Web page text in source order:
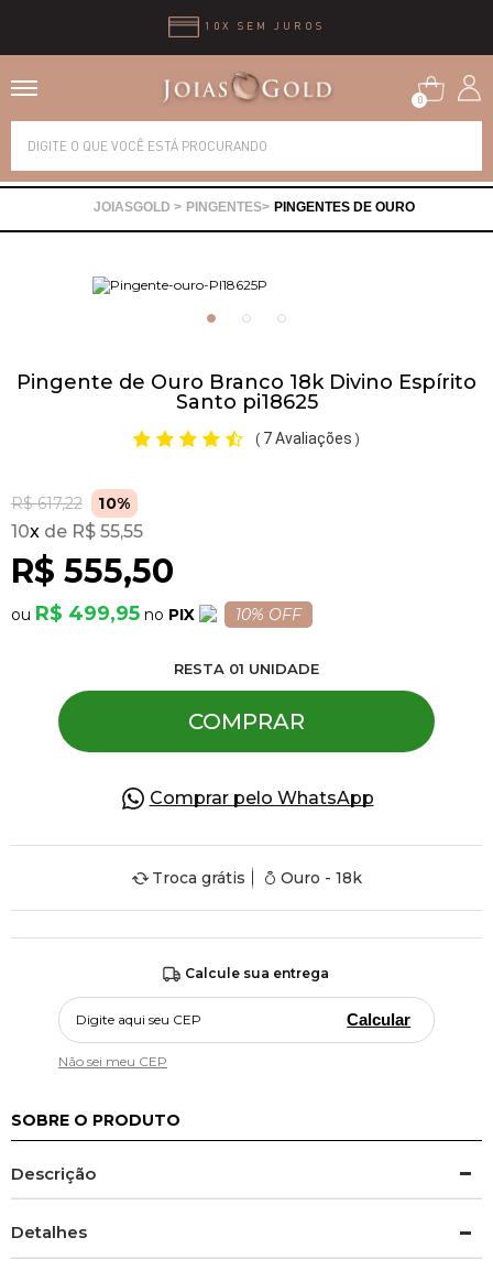
10X SEM JUROS
0
PINGENTES PINGENTES DE OURO
Pingente de Ouro Branco 18k Divino Espírito
Santo pi18625
( 7 Avaliações )
R$ 617,22 10%
R$ 555,50
10x R$ 55,55
R$ 499,95 PIX 10% OFF
RESTA 01 UNIDADE
COMPRAR
Comprar pelo WhatsApp
Troca grátis Ouro - 18k
Calcule sua entrega
Calcular
Não sei meu CEP
SOBRE O PRODUTO
Descrição
Detalhes
Alianças
Brincos
Pingentes
Pulseiras
Piercing
Pedras Preciosas
Presente